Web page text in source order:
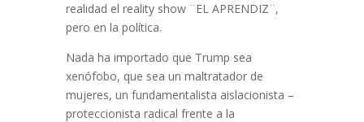
realidad el reality show ¨EL APRENDIZ¨,
pero en la política.
Nada ha importado que Trump sea
xenófobo, que sea un maltratador de
mujeres, un fundamentalista aislacionista –
proteccionista radical frente a la